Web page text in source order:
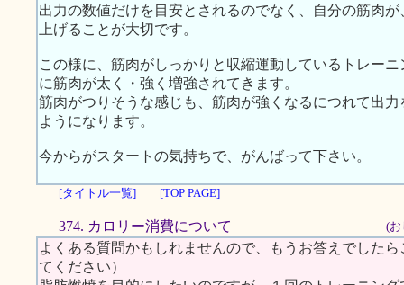
出力の数値だけを目安とされるのでなく、自分の筋肉
上げることが大切です。
この様に、筋肉がしっかりと収縮運動しているトレー
に筋肉が太く・強く増強されてきます。
筋肉がつりそうな感じも、筋肉が強くなるにつれて出
ようになります。
今からがスタートの気持ちで、がんばって下さい。
[タイトル一覧] [TOP PAGE]
374. カロリー消費について (お
よくある質問かもしれませんので、もうお答えでした
てください）